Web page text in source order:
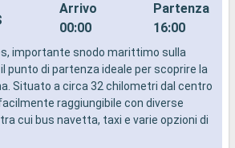
Arrivo
00:00
Partenza
16:00
importante snodo marittimo sulla
punto di partenza ideale per scoprire la
Situato a circa 32 chilometri dal centro
raggiungibile con diverse
cui bus navetta, taxi e varie opzioni di